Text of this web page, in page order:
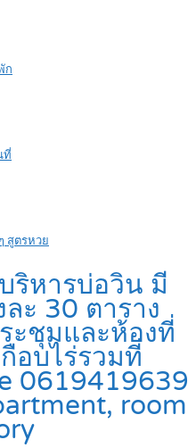
ก
ที่
สูตรหวย
ริหารบ่อวิน มี
ะ 30 ตาราง
ะชุมและห้องที่
อบไร่รวมที่
0619419639
room